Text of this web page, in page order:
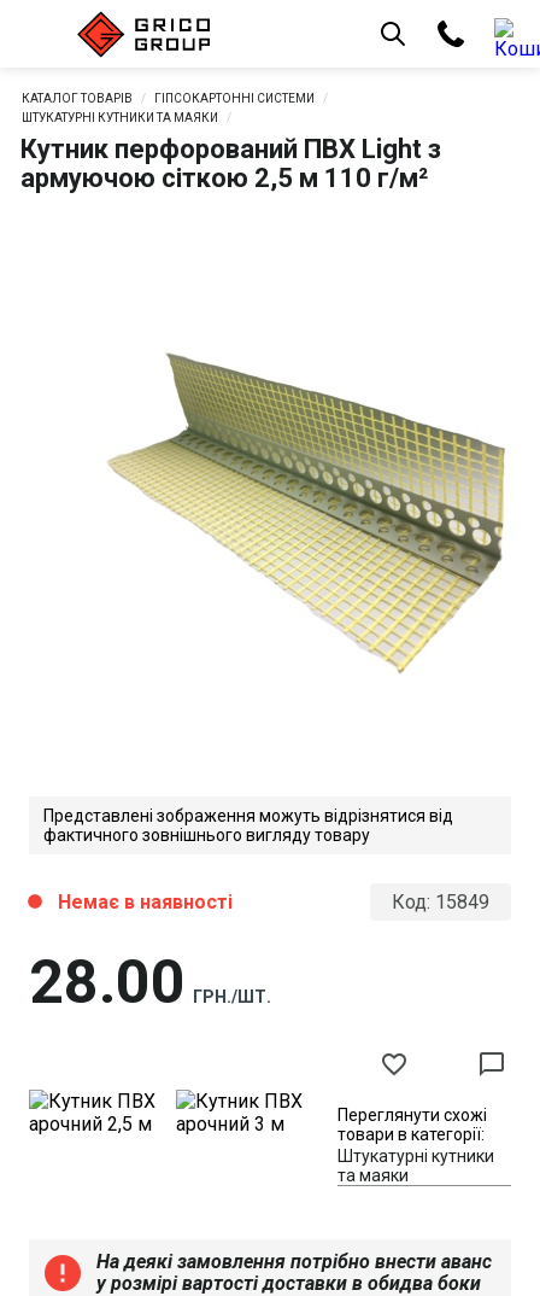
КАТАЛОГ ТОВАРІВ
ГІПСОКАРТОННІ СИСТЕМИ
ШТУКАТУРНІ КУТНИКИ ТА МАЯКИ
Кутник перфорований ПВХ Light з
армуючою сіткою 2,5 м 110 г/м²
Представлені зображення можуть відрізнятися від
фактичного зовнішнього вигляду товару
Код: 15849
28 00 ГРН./ШТ.
circle Немає в наявності
favorite_border chat_bubble_outline
Переглянути схожі
товари в категорії:
Штукатурні кутники
та маяки
error
На деякі замовлення потрібно внести аванс
у розмірі вартості доставки в обидва боки